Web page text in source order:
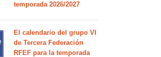
temporada 2026/2027
El calendario del grupo VI
de Tercera Federación
RFEF para la temporada